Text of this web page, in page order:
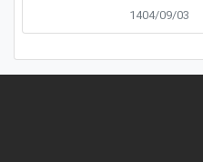
1404/09/03